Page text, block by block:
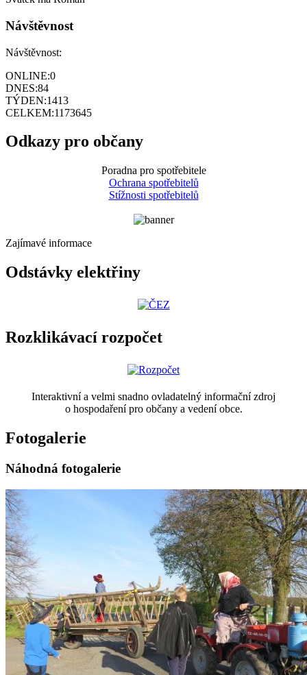
Návštěvnost
Návštěvnost:
ONLINE:0
DNES:84
TÝDEN:1413
CELKEM:1173645
Odkazy pro občany
Poradna pro spotřebitele
Ochrana spotřebitelů
Stížnosti spotřebitelů
Zajímavé informace
Odstávky elektřiny
Rozklikávací rozpočet
Interaktivní a velmi snadno ovladatelný informační zdroj
o hospodaření pro občany a vedení obce.
Fotogalerie
Náhodná fotogalerie